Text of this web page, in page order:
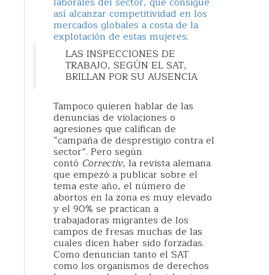
así alcanzar competitividad en los
mercados globales a costa de la
explotación de estas mujeres.
LAS INSPECCIONES DE
TRABAJO, SEGÚN EL SAT,
BRILLAN POR SU AUSENCIA
Tampoco quieren hablar de las
denuncias de violaciones o
agresiones que califican de
“campaña de desprestigio contra el
sector”. Pero según
contó Correctiv, la revista alemana
que empezó a publicar sobre el
tema este año, el número de
abortos en la zona es muy elevado
y el 90% se practican a
trabajadoras migrantes de los
campos de fresas muchas de las
cuales dicen haber sido forzadas.
Como denuncian tanto el SAT
como los organismos de derechos